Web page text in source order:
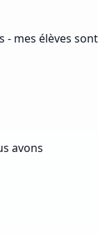
- mes élèves sont
avons